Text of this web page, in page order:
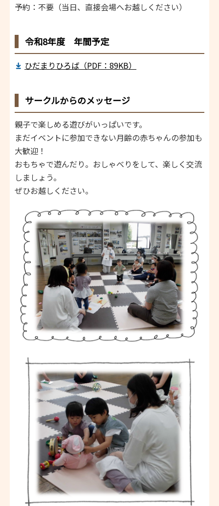
予約：不要（当日、直接会場へお越しください）
令和8年度 年間予定
ひだまりひろば（PDF：89KB）
サークルからのメッセージ
親子で楽しめる遊びがいっぱいです。
まだイベントに参加できない月齢の赤ちゃんの参加も
大歓迎！
おもちゃで遊んだり。おしゃべりをして、楽しく交流
しましょう。
ぜひお越しください。